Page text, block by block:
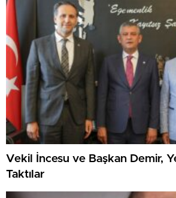
Vekil İncesu ve Başkan Demir,
Taktılar